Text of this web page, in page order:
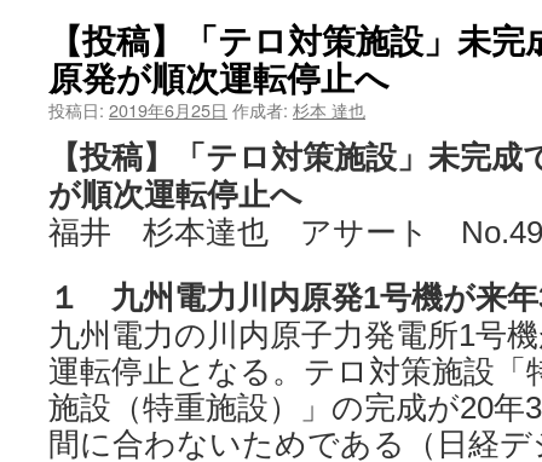
【投稿】「テロ対策施設」未
原発が順次運転停止へ
投稿日: 2019年6月25日 作成者: 杉本 達也
【投稿】「テロ対策施設」未完
が順次運転停止へ
福井 杉本達也 アサート
１ 九州電力川内原発1号機が来
九州電力の川内原子力発電所1号
運転停止となる。テロ対策施設「
施設（特重施設）」の完成が20年
間に合わないためである（日経